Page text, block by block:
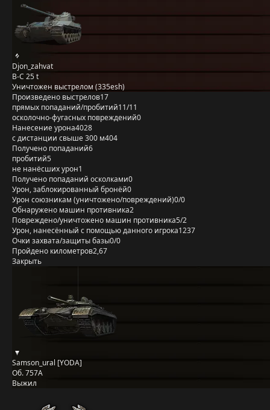
Djon_zahvat
B-C 25 t
Уничтожен выстрелом (335esh)
Произведено выстрелов17
прямых попаданий/пробитий11/11
осколочно-фугасных повреждений0
Нанесение урона4028
с дистанции свыше 300 м404
Получено попаданий6
пробитий5
не нанёсших урон1
Получено попаданий осколками0
Урон, заблокированный бронёй0
Урон союзникам (уничтожено/повреждений)0/0
Обнаружено машин противника2
Повреждено/уничтожено машин противника5/2
Урон, нанесённый с помощью данного игрока1237
Очки захвата/защиты базы0/0
Пройдено километров2,67
Закрыть
Samson_ural [YODA]
Об. 757А
Выжил